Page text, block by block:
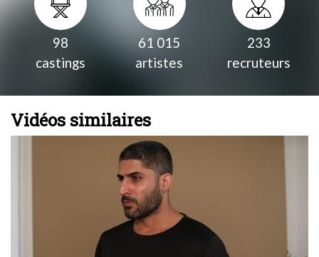
98
castings
61 015
artistes
233
recruteurs
Vidéos similaires